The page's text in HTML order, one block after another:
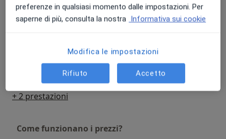
Artrocentesi
Prenota una visita
Prenota una visita
+ 2 prestazioni
Come funzionano i prezzi?
preferenze in qualsiasi momento dalle impostazioni. Per
saperne di più, consulta la nostra Informativa sui cookie
Modifica le impostazioni
Rifiuto Accetto